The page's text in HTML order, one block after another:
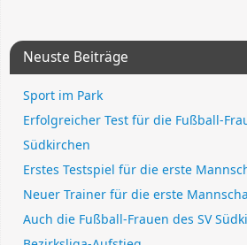
Neuste Beiträge
Sport im Park
Erfolgreicher Test für die Fußball-
Südkirchen
Erstes Testspiel für die erste
Neuer Trainer für die erste
Auch die Fußball-Frauen des SV